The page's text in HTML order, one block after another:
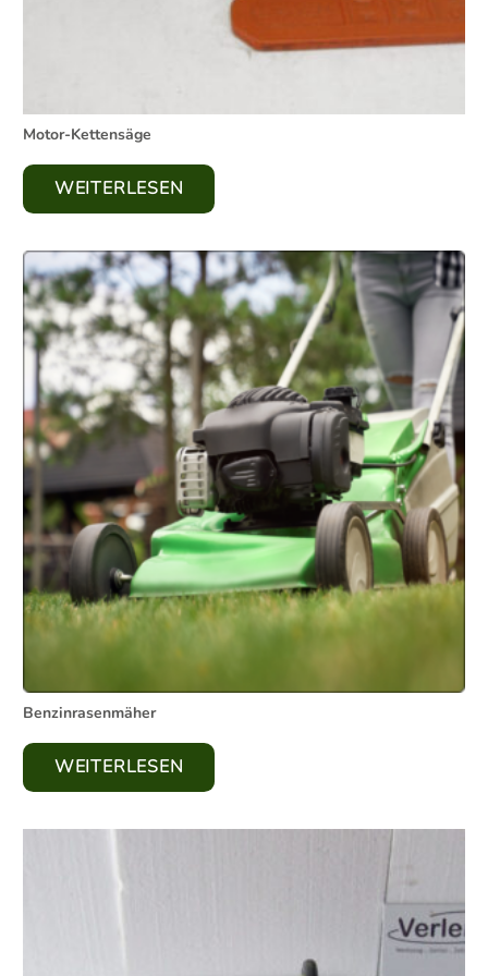
Motor-Kettensäge
WEITERLESEN
Benzinrasenmäher
WEITERLESEN